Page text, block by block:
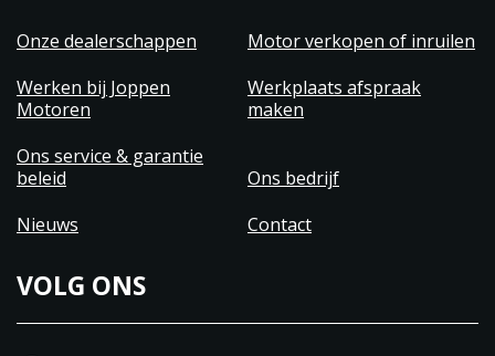
Onze dealerschappen
Motor verkopen of inruilen
Werken bij Joppen
Motoren
Werkplaats afspraak
maken
Ons service & garantie
beleid
Ons bedrijf
Nieuws
Contact
VOLG ONS